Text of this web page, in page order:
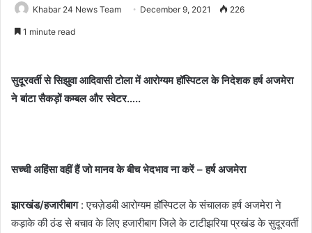
Khabar 24 News Team December 9, 2021 226
1 minute read
सुदूरवर्ती से सिझुवा आदिवासी टोला में आरोग्यम हॉस्पिटल के निदेशक हर्ष अजमेरा
ने बांटा सैकड़ों कम्बल और स्वेटर…..
सच्ची अहिंसा वहीं हैं जो मानव के बीच भेदभाव ना करें – हर्ष अजमेरा
झारखंड/हजारीबाग: एचज़ेडबी आरोग्यम हॉस्पिटल के संचालक हर्ष अजमेरा ने
कड़ाके की ठंड से बचाव के लिए हजारीबाग जिले के टाटीझरिया प्रखंड के सुदूरवर्ती